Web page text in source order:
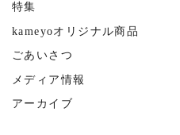
特集
kameyoオリジナル商品
ごあいさつ
メディア情報
アーカイブ